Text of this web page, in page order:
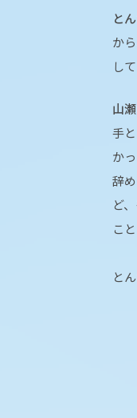
と
か
し
山瀬
手
か
辞
ど
こ
と